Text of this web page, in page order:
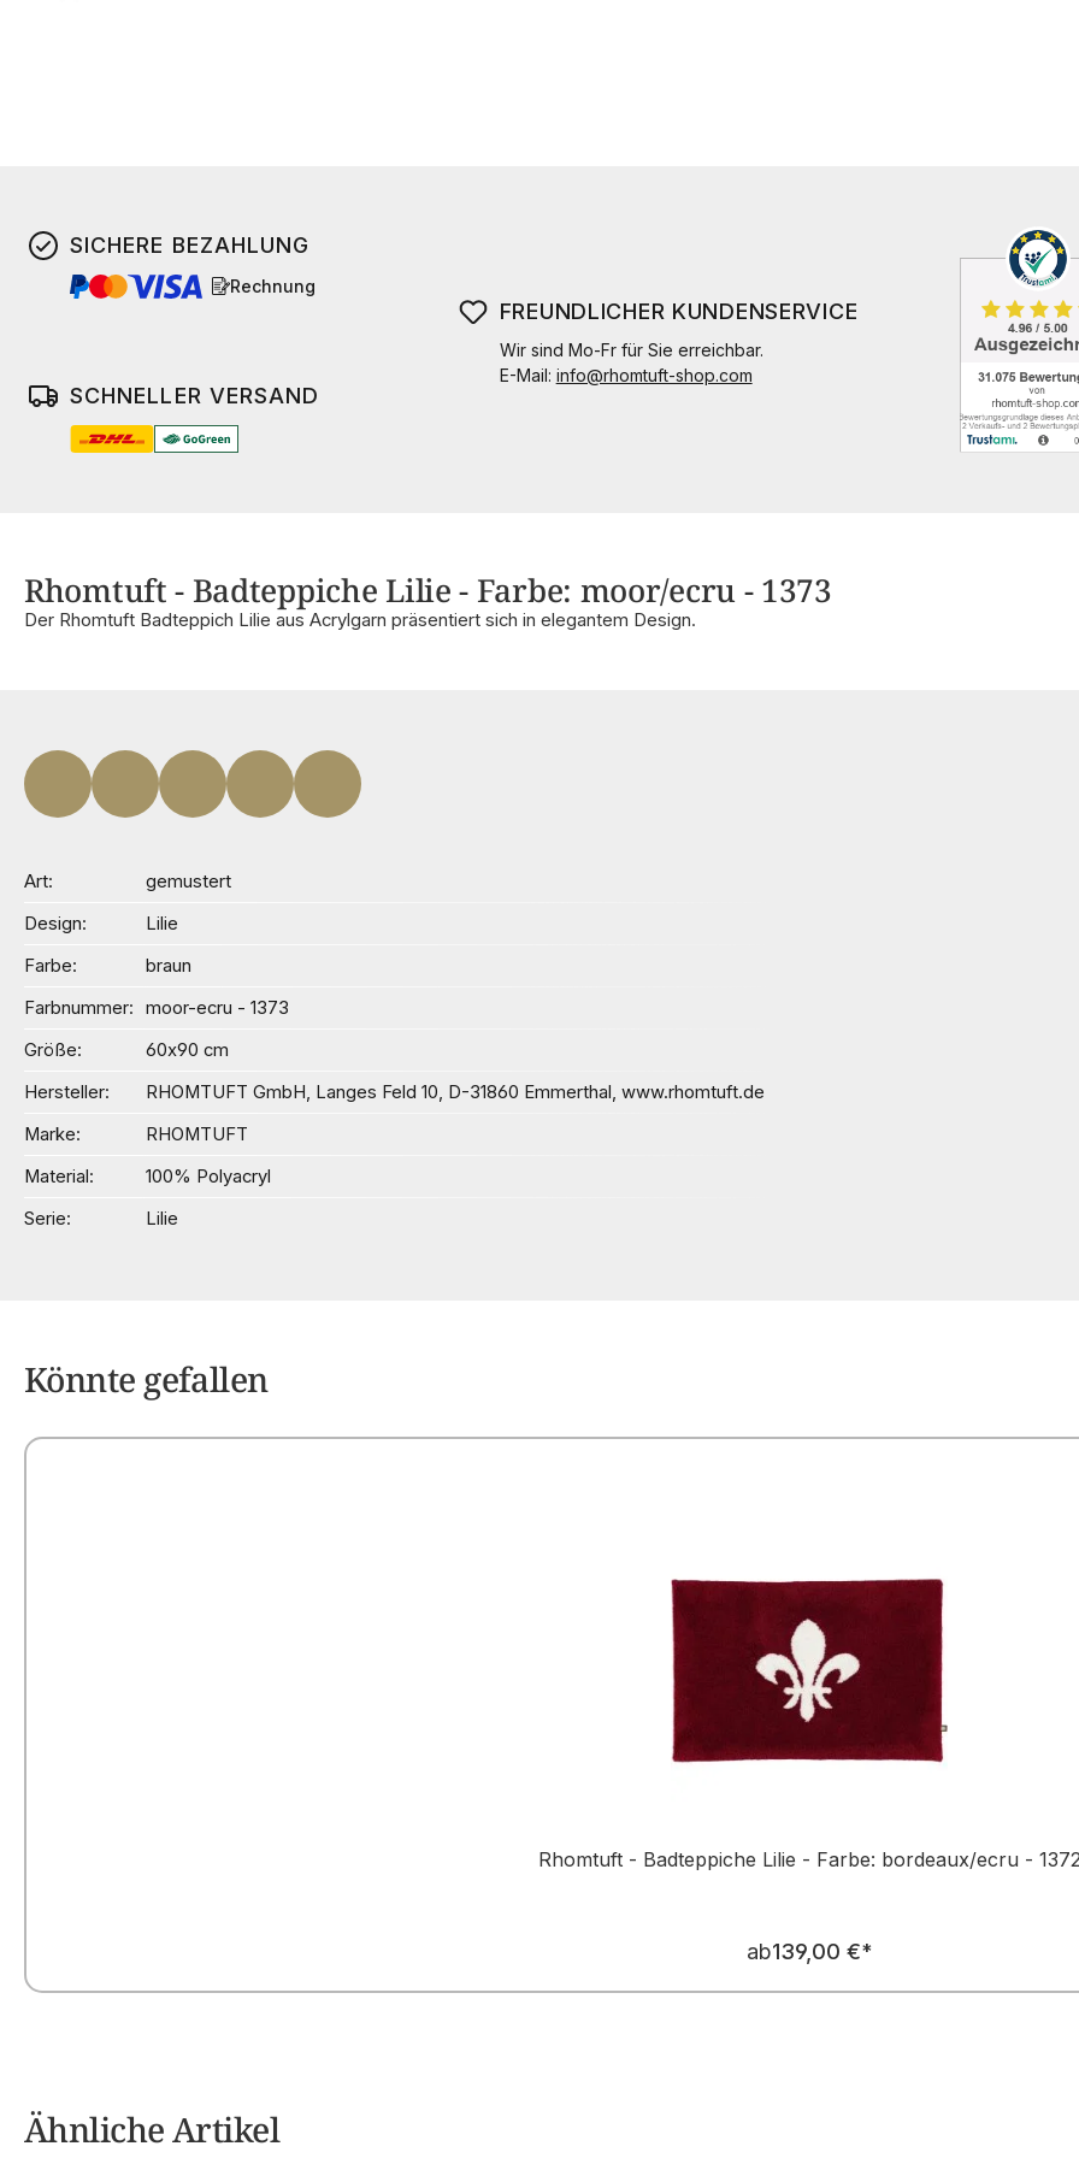
SICHERE BEZAHLUNG
Rechnung
SCHNELLER VERSAND
FREUNDLICHER KUNDENSERVICE
Wir sind Mo-Fr für Sie erreichbar.
E-Mail: info@rhomtuft-shop.com
Rhomtuft - Badteppiche Lilie - Farbe: moor/ecru - 1373
Der Rhomtuft Badteppich Lilie aus Acrylgarn präsentiert sich in elegantem Design.
Art
gemustert
Design
Lilie
Farbe
braun
Farbnummer
moor-ecru - 1373
Größe
60x90 cm
Hersteller
RHOMTUFT GmbH, Langes Feld 10, D-31860 Emmerthal, www.rhomtuft.de
Marke
RHOMTUFT
Material
100% Polyacryl
Serie
Lilie
Könnte gefallen
Rhomtuft - Badteppiche Lilie - Farbe: bordeaux/ecru -
Regulärer Preis:
ab139,00 €*
Ähnliche Artikel